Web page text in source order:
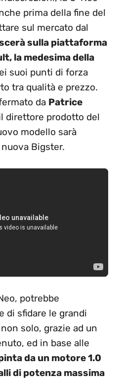
prima della fine del
sul mercato dal
sulla piattaforma
la medesima della
suoi punti di forza
tra qualità e prezzo.
da Patrice
direttore prodotto del
modello sarà
Bigster.
potrebbe
di sfidare le grandi
solo, grazie ad un
ed in base alle
da un motore 1.0
di potenza massima